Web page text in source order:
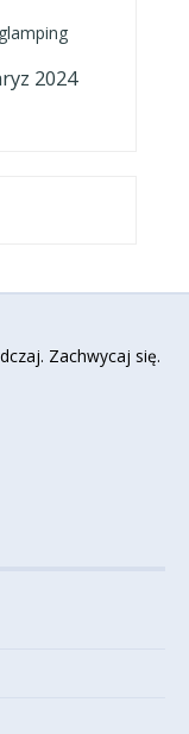
glamping
2024
Zachwycaj się.